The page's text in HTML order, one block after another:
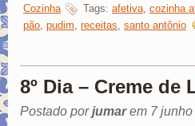
Cozinha
Tags: afetiva, cozinha
pão, pudim, receitas, santo antônio
8º Dia – Creme de
Postado porjumarem 7 junho